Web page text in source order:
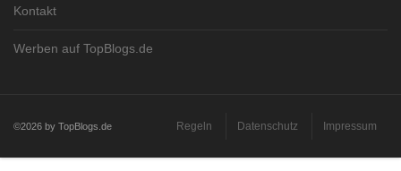
Kontakt
Werben auf TopBlogs.de
©2026 by TopBlogs.de Regeln Datenschutz Impressum